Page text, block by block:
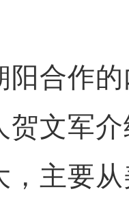
合作的
贺文军
，主要